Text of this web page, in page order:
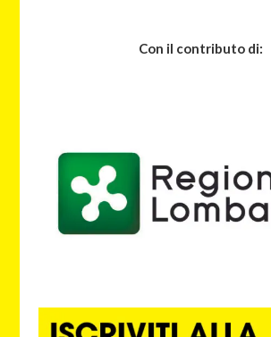
Con il contributo di: